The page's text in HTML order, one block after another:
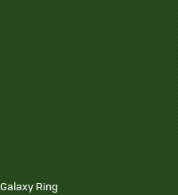
Ring